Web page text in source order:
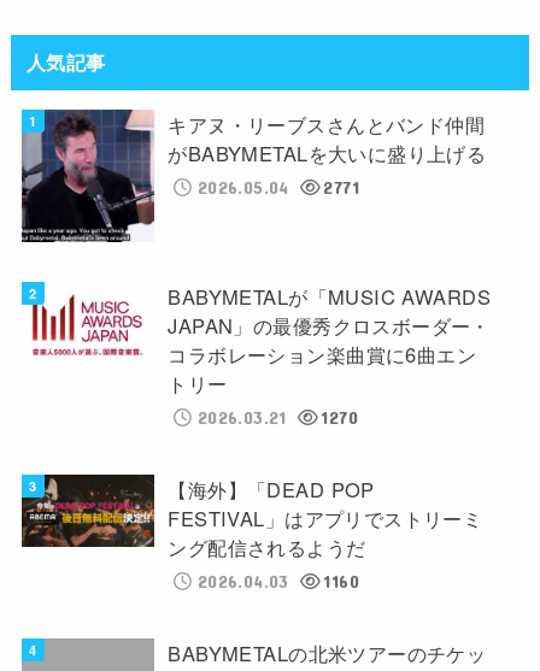
人気記事
キアヌ・リーブスさんとバンド仲間
がBABYMETALを大いに盛り上げる
2026.05.04 2771
BABYMETALが「MUSIC AWARDS
JAPAN」の最優秀クロスボーダー・
コラボレーション楽曲賞に6曲エン
トリー
2026.03.21 1270
【海外】「DEAD POP
FESTIVAL」はアプリでストリーミ
ング配信されるようだ
2026.04.03 1160
BABYMETALの北米ツアーのチケッ